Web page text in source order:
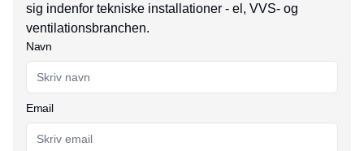
sig indenfor tekniske installationer - el, VVS- og
ventilationsbranchen.
Navn
Email